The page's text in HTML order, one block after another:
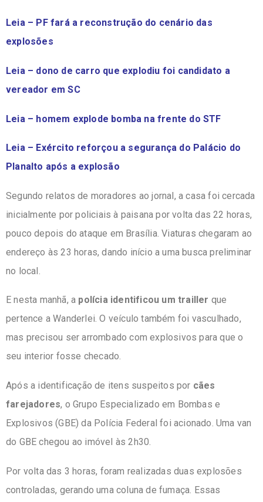
Leia – PF fará a reconstrução do cenário das
explosões
Leia – dono de carro que explodiu foi candidato a
vereador em SC
Leia – homem explode bomba na frente do STF
Leia – Exército reforçou a segurança do Palácio do
Planalto após a explosão
Segundo relatos de moradores ao jornal, a casa foi cercada
inicialmente por policiais à paisana por volta das 22 horas,
pouco depois do ataque em Brasília. Viaturas chegaram ao
endereço às 23 horas, dando início a uma busca preliminar
no local.
E nesta manhã, a polícia identificou um trailler que
pertence a Wanderlei. O veículo também foi vasculhado,
mas precisou ser arrombado com explosivos para que o
seu interior fosse checado.
Após a identificação de itens suspeitos por cães
farejadores, o Grupo Especializado em Bombas e
Explosivos (GBE) da Polícia Federal foi acionado. Uma van
do GBE chegou ao imóvel às 2h30.
Por volta das 3 horas, foram realizadas duas explosões
controladas, gerando uma coluna de fumaça. Essas